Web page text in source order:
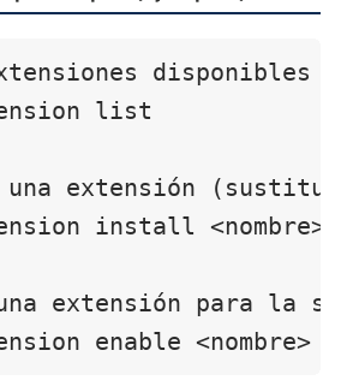
disponibles
list
extensión
install <nombre>
extensión para la
enable <nombre>